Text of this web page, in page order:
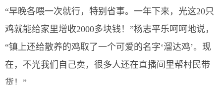
“早晚各喂一次就行，特别省事。一年下来，光这20只
鸡就能给家里增收2000多块钱！”杨志平乐呵呵地说，
“镇上还给散养的鸡取了一个可爱的名字‘溜达鸡’。现
在，不光我们自己卖，很多人还在直播间里帮村民带
货！”